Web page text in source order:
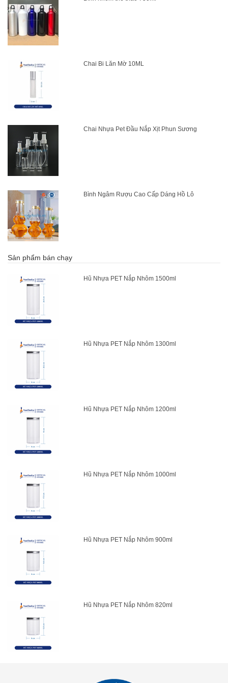
Chai Bi Lăn Mờ 10ML
Chai Nhựa Pet Đầu Nắp Xịt Phun Sương
Bình Ngâm Rượu Cao Cấp Dáng Hồ Lô
Sản phẩm bán chạy
Hũ Nhựa PET Nắp Nhôm 1500ml
Hũ Nhựa PET Nắp Nhôm 1300ml
Hũ Nhựa PET Nắp Nhôm 1200ml
Hũ Nhựa PET Nắp Nhôm 1000ml
Hũ Nhựa PET Nắp Nhôm 900ml
Hũ Nhựa PET Nắp Nhôm 820ml